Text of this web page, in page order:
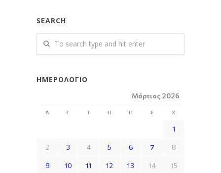
SEARCH
ΗΜΕΡΟΛΌΓΙΟ
Μάρτιος 2026
Δ Τ Τ Π Π Σ Κ
1
2 3 4 5 6 7 8
9 10 11 12 13 14 15